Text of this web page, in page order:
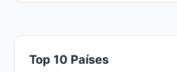
Top 10 Países